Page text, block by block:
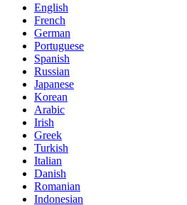
English
French
German
Portuguese
Spanish
Russian
Japanese
Korean
Arabic
Irish
Greek
Turkish
Italian
Danish
Romanian
Indonesian